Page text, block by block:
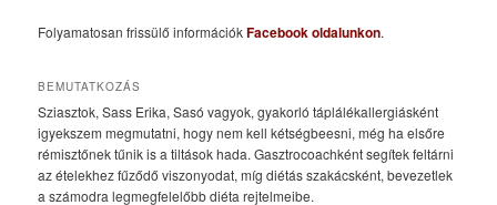
Folyamatosan frissülő információkFacebook oldalunkon.
BEMUTATKOZÁS
Sziasztok, Sass Erika, Sasó vagyok, gyakorló táplálékallergiásként
igyekszem megmutatni, hogy nem kell kétségbeesni, még ha elsőre
rémisztőnek tűnik is a tiltások hada. Gasztrocoachként segítek feltárni
az ételekhez fűződő viszonyodat, míg diétás szakácsként, bevezetlek
a számodra legmegfelelőbb diéta rejtelmeibe.